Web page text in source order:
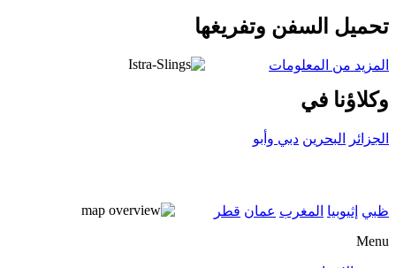
تحميل السفن وتفريغها
المزيد من المعلومات
وكلاؤنا في
الجزائر البحرين دبي وأبو
ظبي إثيوبيا المغرب عمان قطر
Menu